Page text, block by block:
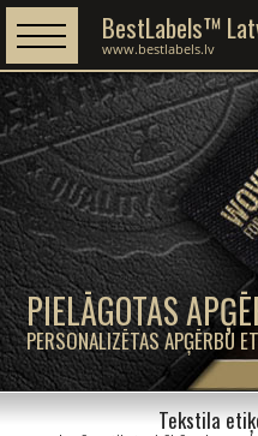
PIELĀGOTAS
PERSONALIZĒTAS APĢĒRBU
BestLabels™
www.bestlabels.lv
Tekstila